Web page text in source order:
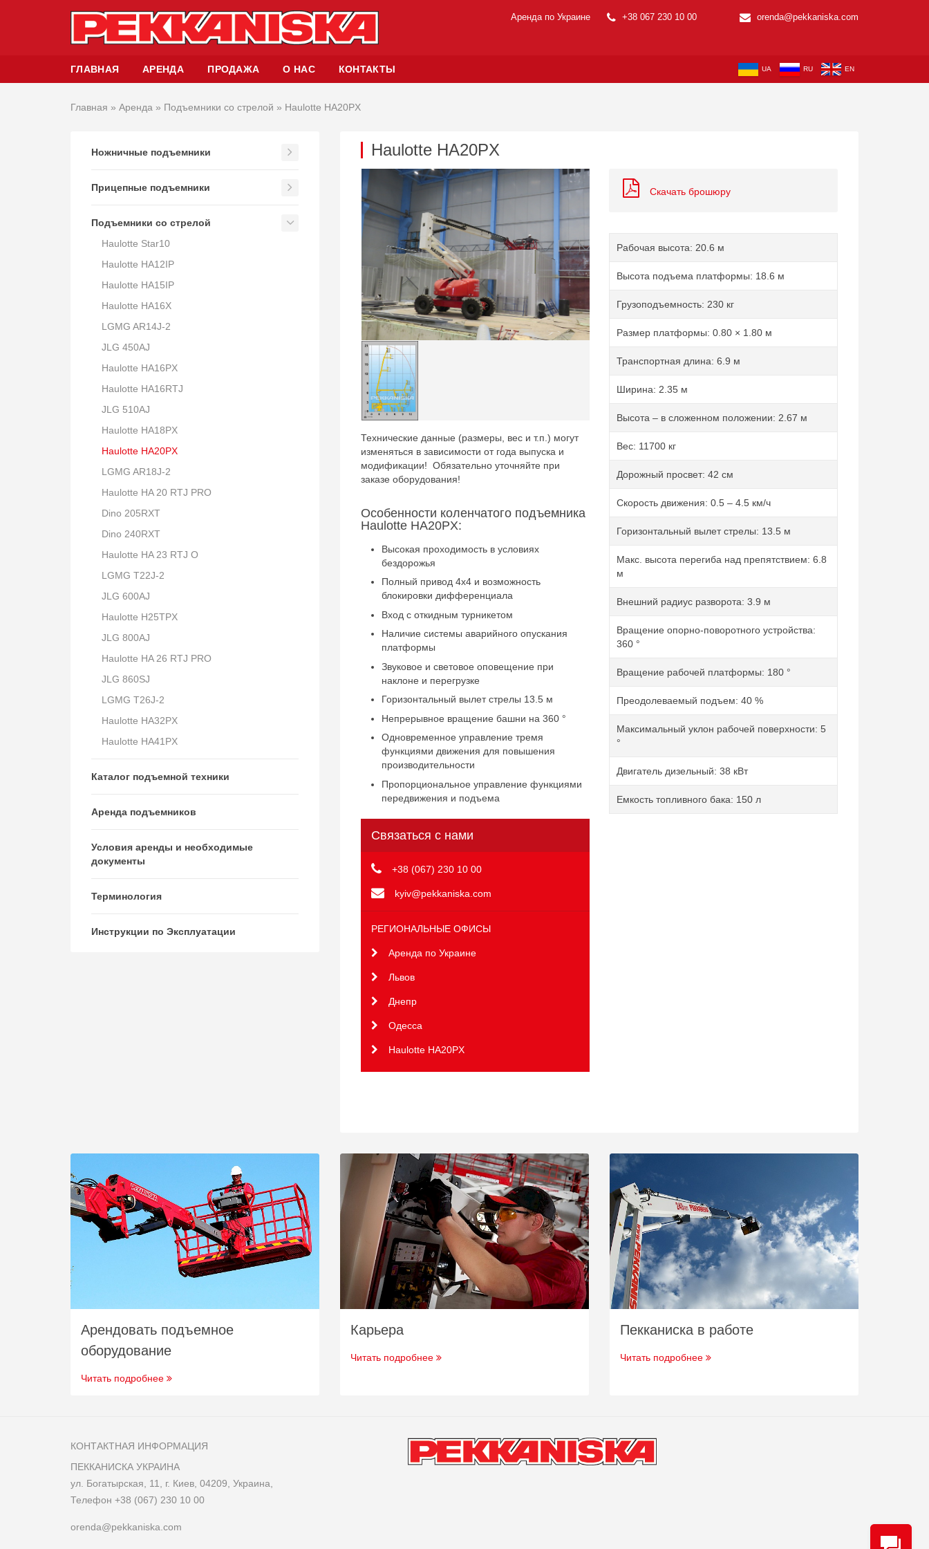
Аренда по Украине +38 067 230 10 00 orenda@pekkaniska.com
ГЛАВНАЯ АРЕНДА ПРОДАЖА О НАС КОНТАКТЫ EN
RU
UA
Главная » Аренда » Подъемники со стрелой » Haulotte HA20PX
Ножничные подъемники
Прицепные подъемники
Подъемники со стрелой
Haulotte Star10
Haulotte HA12IP
Haulotte HA15IP
Haulotte HA16X
LGMG AR14J-2
JLG 450AJ
Haulotte HA16PX
Haulotte HA16RTJ
JLG 510AJ
Haulotte HA18PX
Haulotte HA20PX
LGMG AR18J-2
Haulotte HA 20 RTJ PRO
Dino 205RXT
Dino 240RXT
Haulotte HA 23 RTJ O
LGMG T22J-2
JLG 600AJ
Haulotte H25TPX
JLG 800AJ
Haulotte HA 26 RTJ PRO
JLG 860SJ
LGMG T26J-2
Haulotte HA32PX
Haulotte HA41PX
Каталог подъемной техники
Аренда подъемников
Условия аренды и необходимые
документы
Терминология
Инструкции по Эксплуатации
Haulotte HA20PX
Технические данные (размеры, вес и т.п.) могут
изменяться в зависимости от года выпуска и
модификации! Обязательно уточняйте при
заказе оборудования!
Особенности коленчатого подъемника
Haulotte HA20PX:
Высокая проходимость в условиях
бездорожья
Полный привод 4х4 и возможность
блокировки дифференциала
Вход с откидным турникетом
Наличие системы аварийного опускания
платформы
Звуковое и световое оповещение при
наклоне и перегрузке
Горизонтальный вылет стрелы 13.5 м
Непрерывное вращение башни на 360 °
Одновременное управление тремя
функциями движения для повышения
производительности
Пропорциональное управление функциями
передвижения и подъема
Связаться с нами
+38 (067) 230 10 00
kyiv@pekkaniska.com
РЕГИОНАЛЬНЫЕ ОФИСЫ
Аренда по Украине
Львов
Днепр
Одесса
Haulotte HA20PX
Скачать брошюру
Рабочая высота: 20.6 м
Высота подъема платформы: 18.6 м
Грузоподъемность: 230 кг
Размер платформы: 0.80 × 1.80 м
Транспортная длина: 6.9 м
Ширина: 2.35 м
Высота – в сложенном положении: 2.67 м
Вес: 11700 кг
Дорожный просвет: 42 см
Скорость движения: 0.5 – 4.5 км/ч
Горизонтальный вылет стрелы: 13.5 м
Макс. высота перегиба над препятствием: 6.8
м
Внешний радиус разворота: 3.9 м
Вращение опорно-поворотного устройства:
360 °
Вращение рабочей платформы: 180 °
Преодолеваемый подъем: 40 %
Максимальный уклон рабочей поверхности: 5
°
Двигатель дизельный: 38 кВт
Емкость топливного бака: 150 л
Арендовать подъемное
оборудование
Читать подробнее
Карьера
Читать подробнее
Пекканиска в работе
Читать подробнее
КОНТАКТНАЯ ИНФОРМАЦИЯ
ПЕККАНИСКА УКРАИНА
ул. Богатырская, 11, г. Киев, 04209, Украина,
Телефон +38 (067) 230 10 00
orenda@pekkaniska.com